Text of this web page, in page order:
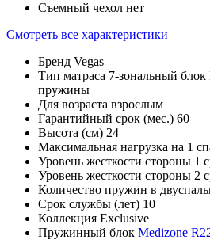
Съемный чехол нет
Смотреть все характеристики
Бренд Vegas
Тип матраса 7-зональный
пружины
Для возраста взрослым
Гарантийный срок (мес.) 60
Высота (см) 24
Максимальная нагрузка на 1
Уровень жесткости стороны 1
Уровень жесткости стороны 2
Количество пружин в
Срок службы (лет) 10
Коллекция Exclusive
Пружинный блок Medizone